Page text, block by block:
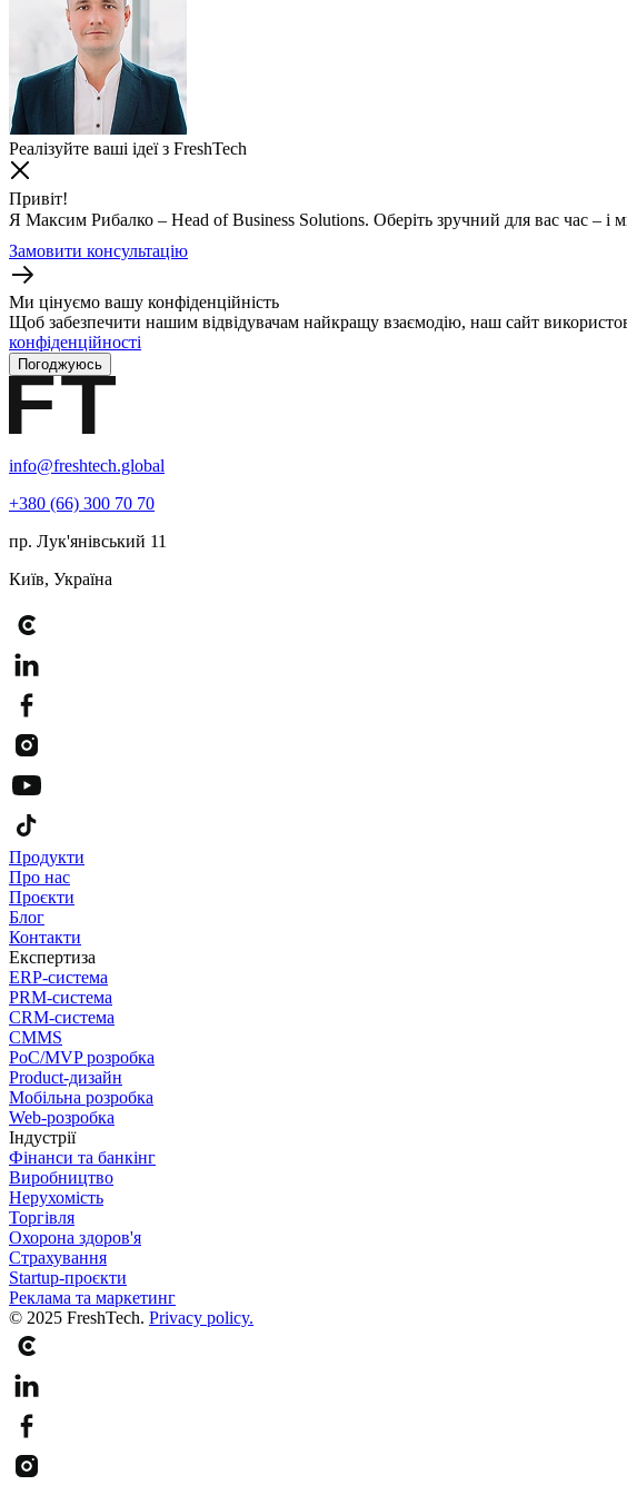
Реалізуйте ваші ідеї з FreshTech
Привіт!
Я Максим Рибалко – Head of Business Solutions. Оберіть зручний для вас час – і
Замовити консультацію
Ми цінуємо вашу конфіденційність
Щоб забезпечити нашим відвідувачам найкращу взаємодію, наш сайт
конфіденційності
Погоджуюсь
info@freshtech.global
+380 (66) 300 70 70
пр. Лук'янівський 11
Київ, Україна
Продукти
Про нас
Проєкти
Блог
Контакти
Експертиза
ERP-система
PRM-система
CRM-система
CMMS
PoC/MVP розробка
Product-дизайн
Мобільна розробка
Web-розробка
Індустрії
Фінанси та банкінг
Виробництво
Нерухомість
Торгівля
Охорона здоров'я
Страхування
Startup-проєкти
Реклама та маркетинг
© 2025 FreshTech. Privacy policy.